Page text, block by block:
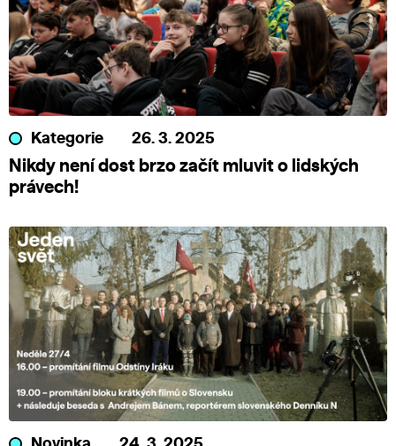
Kategorie 26. 3. 2025
Nikdy není dost brzo začít mluvit o lidských
právech!